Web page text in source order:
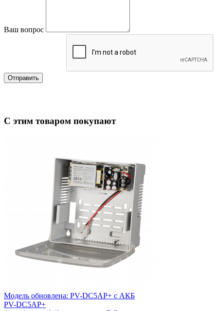
Ваш вопрос
Отправить
С этим товаром покупают
Модель обновлена: PV-DC5AP+ с АКБ
PV-DC5AP+